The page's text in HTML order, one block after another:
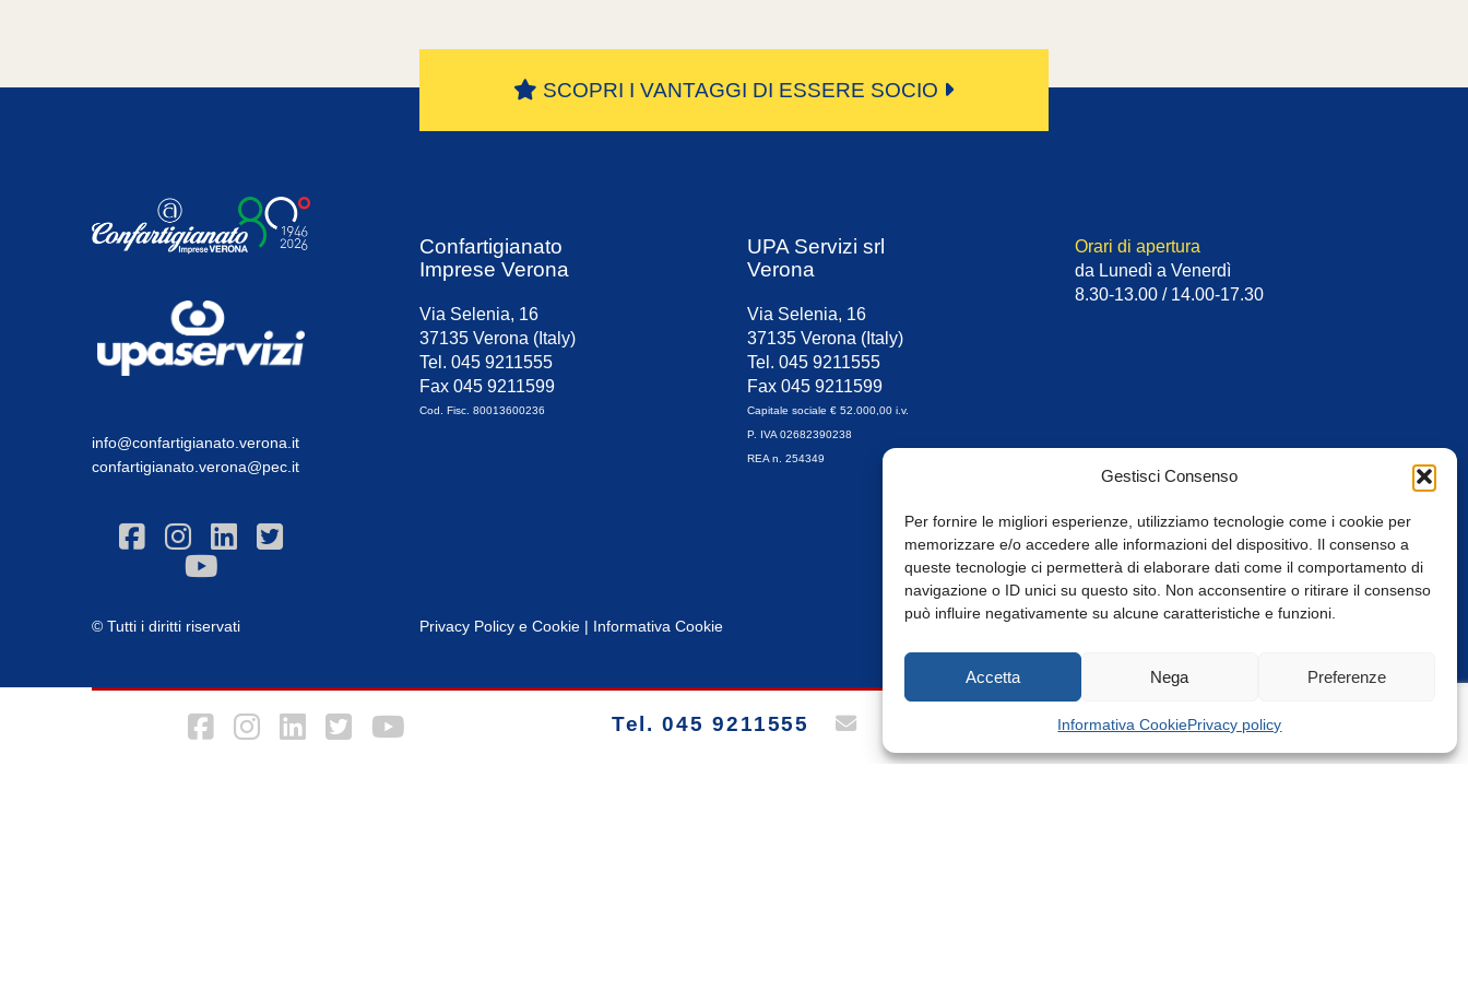
Gestisci Consenso
Per fornire le migliori esperienze, utilizziamo tecnologie come i cookie per
memorizzare e/o accedere alle informazioni del dispositivo. Il consenso a
queste tecnologie ci permetterà di elaborare dati come il comportamento di
navigazione o ID unici su questo sito. Non acconsentire o ritirare il consenso
può influire negativamente su alcune caratteristiche e funzioni.
Accetta Nega Preferenze
Informativa CookiePrivacy policy
SCOPRI I VANTAGGI DI ESSERE SOCIO
info@confartigianato.verona.it
confartigianato.verona@pec.it
Confartigianato
Imprese Verona
Via Selenia, 16
37135 Verona (Italy)
Tel. 045 9211555
Fax 045 9211599
Cod. Fisc. 80013600236
UPA Servizi srl
Verona
Via Selenia, 16
37135 Verona (Italy)
Tel. 045 9211555
Fax 045 9211599
Capitale sociale € 52.000,00 i.v.
P. IVA 02682390238
REA n. 254349
Orari di apertura
da Lunedì a Venerdì
8.30-13.00 / 14.00-17.30
© Tutti i diritti riservati Privacy Policy e Cookie | Informativa Cookie
Tel. 045 9211555